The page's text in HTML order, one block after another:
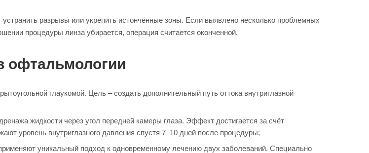
разрывы или укрепить истончённые зоны. Если выявлено несколько проблемных
процедуры линза убирается, операция считается оконченной.
офтальмологии
глаукомой. Цель – создать дополнительный путь оттока внутриглазной
жидкости через угол передней камеры глаза. Эффект достигается за счёт
уровень внутриглазного давления спустя 7–10 дней после процедуры;
уникальный подход к одновременному лечению двух заболеваний. Специально